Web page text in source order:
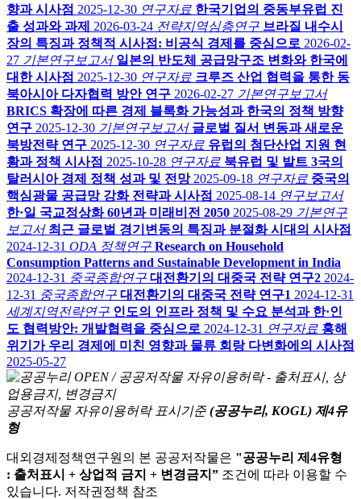
향과 시사점 2025-12-30 연구자료 한국기업의 중동부유럽 진
출 성과와 과제
2026-03-24 전략지역심층연구 브라질 내수시
장의 특징과 정책적 시사점: 비공식 경제를 중심으로 2026-02-
27 기본연구보고서 일본의 반도체 공급망구조 변화와 한국에
대한 시사점 2025-12-30 연구자료 크루즈 산업 협력을 통한 동
북아시아 다자협력 방안 연구 2026-02-27 기본연구보고서
BRICS 확장에 따른 경제 블록화 가능성과 한국의 정책 방향
연구 2025-12-30 기본연구보고서 글로벌 질서 변동과 새로운
북방전략 연구 2025-12-30 연구자료 유럽의 첨단산업 지원 현
황과 정책 시사점 2025-10-28 연구자료 북유럽 및 발트 3국의
탈러시아 경제 정책 성과 및 전망 2025-09-18 연구자료 중국의
핵심광물 공급망 강화 전략과 시사점 2025-08-14 연구보고서
한·일 국교정상화 60년과 미래비전 2050 2025-08-29 기본연구
보고서 최근 글로벌 경기변동의 특징과 분절화 시대의 시사점
2024-12-31 ODA 정책연구 Research on Household
Consumption Patterns and Sustainable Development in India
2024-12-31 중국종합연구 대전환기의 대중국 전략 연구2 2024-
12-31 중국종합연구 대전환기의 대중국 전략 연구1 2024-12-31
세계지역전략연구 인도의 인프라 정책 및 수요 분석과 한·인
도 협력방안: 개발협력을 중심으로 2024-12-31 연구자료 홍해
위기가 우리 경제에 미친 영향과 물류 회랑 다변화에의 시사점
2025-05-27
공공저작물 자유이용허락 표시기준 (공공누리, KOGL) 제4유
형
대외경제정책연구원의 본 공공저작물은 "공공누리 제4유형
: 출처표시 + 상업적 금지 + 변경금지” 조건에 따라 이용할 수
있습니다. 저작권정책 참조